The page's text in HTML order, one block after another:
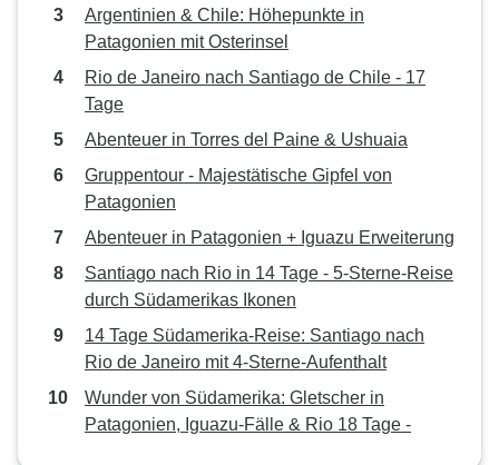
Argentinien & Chile: Höhepunkte in
Patagonien mit Osterinsel
Rio de Janeiro nach Santiago de Chile - 17
Tage
Abenteuer in Torres del Paine & Ushuaia
Gruppentour - Majestätische Gipfel von
Patagonien
Abenteuer in Patagonien + Iguazu Erweiterung
Santiago nach Rio in 14 Tage - 5-Sterne-Reise
durch Südamerikas Ikonen
14 Tage Südamerika-Reise: Santiago nach
Rio de Janeiro mit 4-Sterne-Aufenthalt
Wunder von Südamerika: Gletscher in
Patagonien, Iguazu-Fälle & Rio 18 Tage -